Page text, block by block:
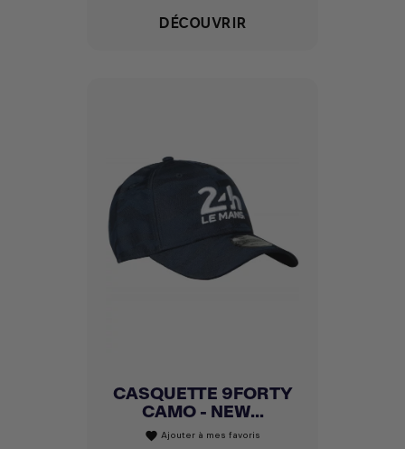
DÉCOUVRIR
CASQUETTE 9FORTY
CAMO - NEW...
favorite Ajouter à mes favoris